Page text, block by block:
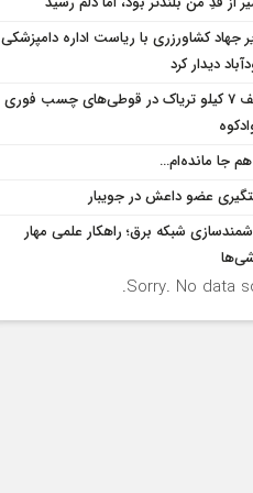
جهاد کشاورزری با ریاست اداره دامپزشکی
دیدار کرد
کشف 7 کیلو تریاک در قوطی‌‌های چسب فوری
هم جا مانده‌ام…
عضو داعش در جویبار
شبکه برق؛ راهکار علمی مهار
Sorry. No data